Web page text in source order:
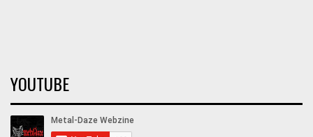
YOUTUBE